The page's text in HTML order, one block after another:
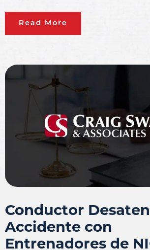
Read More
Conductor
Accidente con
Entrenadores de